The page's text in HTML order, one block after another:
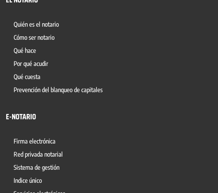
Quién es el notario
Cómo ser notario
Qué hace
Por qué acudir
Qué cuesta
Prevención del blanqueo de capitales
E-NOTARIO
Firma electrónica
Red privada notarial
Sistema de gestión
Indice único